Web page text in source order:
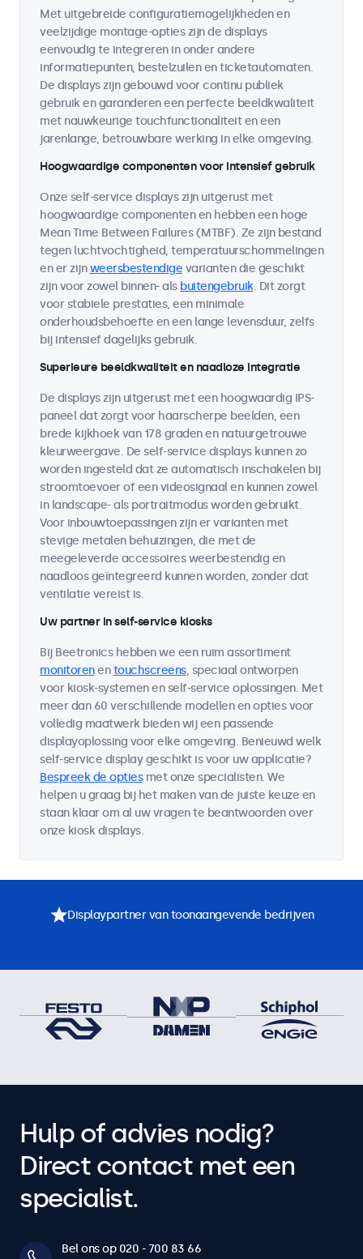
Met uitgebreide configuratiemogelijkheden en
veelzijdige montage-opties zijn de displays
eenvoudig te integreren in onder andere
informatiepunten, bestelzuilen en ticketautomaten.
De displays zijn gebouwd voor continu publiek
gebruik en garanderen een perfecte beeldkwaliteit
met nauwkeurige touchfunctionaliteit en een
jarenlange, betrouwbare werking in elke omgeving.
Hoogwaardige componenten voor intensief gebruik
Onze self-service displays zijn uitgerust met
hoogwaardige componenten en hebben een hoge
Mean Time Between Failures (MTBF). Ze zijn bestand
tegen luchtvochtigheid, temperatuurschommelingen
en er zijnweersbestendige varianten die geschikt
zijn voor zowel binnen- als buitengebruik. Dit zorgt
voor stabiele prestaties, een minimale
onderhoudsbehoefte en een lange levensduur, zelfs
bij intensief dagelijks gebruik.
Superieure beeldkwaliteit en naadloze integratie
De displays zijn uitgerust met een hoogwaardig IPS-
paneel dat zorgt voor haarscherpe beelden, een
brede kijkhoek van 178 graden en natuurgetrouwe
kleurweergave. De self-service displays kunnen zo
worden ingesteld dat ze automatisch inschakelen bij
stroomtoevoer of een videosignaal en kunnen zowel
in landscape- als portraitmodus worden gebruikt.
Voor inbouwtoepassingen zijn er varianten met
stevige metalen behuizingen, die met de
meegeleverde accessoires weerbestendig en
naadloos geïntegreerd kunnen worden, zonder dat
ventilatie vereist is.
Uw partner in self-service kiosks
Bij Beetronics hebben we een ruim assortiment
monitorenentouchscreens, speciaal ontworpen
voor kiosk-systemen en self-service oplossingen. Met
meer dan 60 verschillende modellen en opties voor
volledig maatwerk bieden wij een passende
displayoplossing voor elke omgeving. Benieuwd welk
self-service display geschikt is voor uw applicatie?
Bespreek de optiesmet onze specialisten. We
helpen u graag bij het maken van de juiste keuze en
staan klaar om al uw vragen te beantwoorden over
onze kiosk displays.
Displaypartner van toonaangevende bedrijven
Hulp of advies nodig?
Direct contact met een
specialist.
Bel ons op 020 - 700 83 66